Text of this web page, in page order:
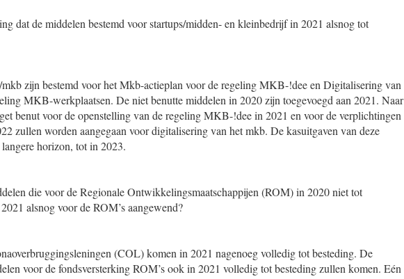
dat de middelen bestemd voor startups/midden- en kleinbedrijf in 2021 alsnog tot
zijn bestemd voor het Mkb-actieplan voor de regeling MKB-!dee en Digitalisering van
MKB-werkplaatsen. De niet benutte middelen in 2020 zijn toegevoegd aan 2021. Naar
benut voor de openstelling van de regeling MKB-!dee in 2021 en voor de verplichtingen
zullen worden aangegaan voor digitalisering van het mkb. De kasuitgaven van deze
horizon, tot in 2023.
die voor de Regionale Ontwikkelingsmaatschappijen (ROM) in 2020 niet tot
alsnog voor de ROM’s aangewend?
(COL) komen in 2021 nagenoeg volledig tot besteding. De
voor de fondsversterking ROM’s ook in 2021 volledig tot besteding zullen komen. Eén